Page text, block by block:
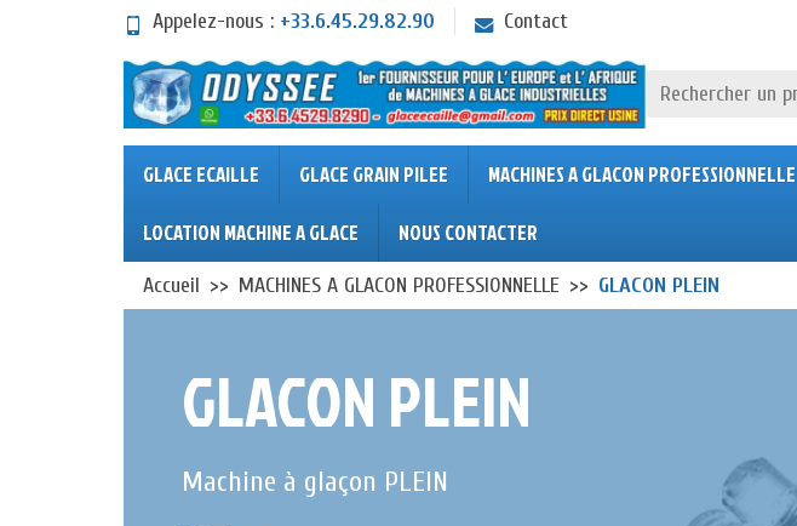
Appelez-nous : +33.6.45.29.82.90 Contact
GLACE ECAILLE GLACE GRAIN PILEE MACHINES A GLACON PROFESSIONNELLE
LOCATION MACHINE A GLACE NOUS CONTACTER
Accueil MACHINES A GLACON PROFESSIONNELLE GLACON PLEIN
GLACON PLEIN
Machine à glaçon PLEIN